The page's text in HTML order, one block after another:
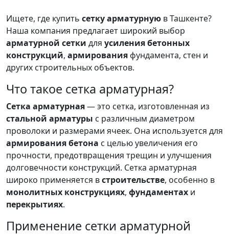
Ищете, где купить сетку арматурную в Ташкенте?
Наша компания предлагает широкий выбор
арматурной сетки для усиления бетонных
конструкций, армированияфундамента, стен и
других строительных объектов.
Что такое сетка арматурная?
Сетка арматурная— это сетка, изготовленная из
стальной арматуры с различным диаметром
проволоки и размерами ячеек. Она используется для
армирования бетона с целью увеличения его
прочности, предотвращения трещин и улучшения
долговечности конструкций. Сетка арматурная
широко применяется встроительстве, особенно в
монолитных конструкциях, фундаментах и
перекрытиях.
Применение сетки арматурной